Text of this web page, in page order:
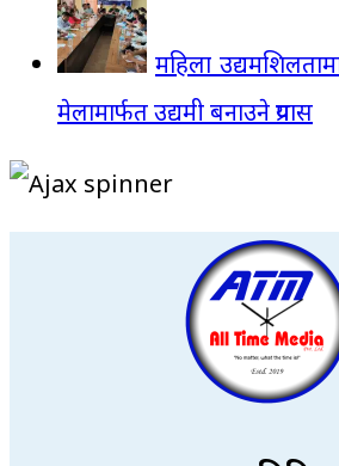
महिला
मेलामार्फत उद्यमी बनाउने प्रयास